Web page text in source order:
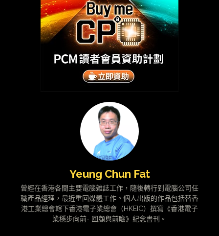
Yeung Chun Fat
曾經在香港各間主要電腦雜誌工作，隨後轉行到電腦公司任
職產品經理，最近重回媒體工作。個人出版的作品包括替香
港工業總會轄下香港電子業總會（HKEIC）撰寫《香港電子
業穩步向前- 回顧與前瞻》紀念書刊。